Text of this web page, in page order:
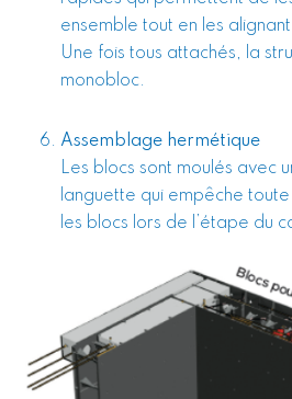
ensemble tout en les
Une fois tous attachés, la
monobloc.
Assemblage hermétique
Les blocs sont moulés avec
languette qui empêche
les blocs lors de l’étape du